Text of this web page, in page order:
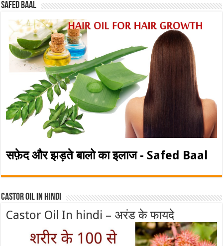
Safed baal
सफ़ेद और झड़ते बालो का इलाज - Safed Baal
Castor Oil In Hindi
Castor Oil In hindi – अरंड के फायदे